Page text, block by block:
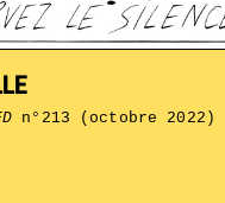
n°213 (octobre 2022)